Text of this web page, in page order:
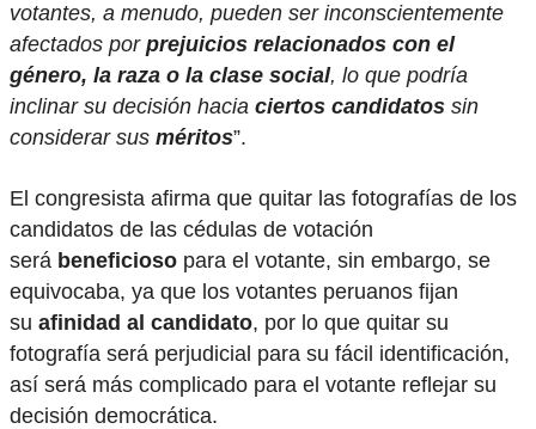
votantes, a menudo, pueden ser inconscientemente
afectados por prejuicios relacionados con el
género, la raza o la clase social, lo que podría
inclinar su decisión hacia ciertos candidatos sin
considerar sus méritos”.
El congresista afirma que quitar las fotografías de los
candidatos de las cédulas de votación
será beneficioso para el votante, sin embargo, se
equivocaba, ya que los votantes peruanos fijan
su afinidad al candidato, por lo que quitar su
fotografía será perjudicial para su fácil identificación,
así será más complicado para el votante reflejar su
decisión democrática.